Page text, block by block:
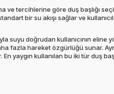
ve tercihlerine göre duş başlığı
bir su akışı sağlar ve
suyu doğrudan kullanıcının eline
fazla hareket özgürlüğü sunar.
yaygın kullanılan bu iki tür duş